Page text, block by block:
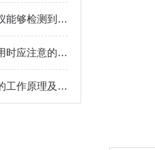
金属元素分析仪光谱仪能够检测到极低浓度的金属元素
便携式荧光分析仪使用时应注意的操作规范
手持金属元素分析仪的工作原理及具体操作流程